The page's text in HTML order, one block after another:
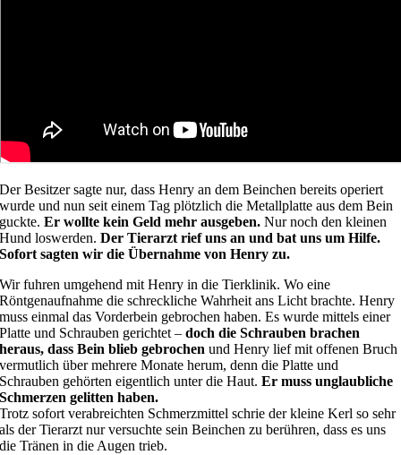
Der Besitzer sagte nur, dass Henry an dem Beinchen bereits operiert
wurde und nun seit einem Tag plötzlich die Metallplatte aus dem Bein
guckte.Er wollte kein Geld mehr ausgeben. Nur noch den kleinen
Hund loswerden.Der Tierarzt rief uns an und bat uns um Hilfe.
Sofort sagten wir die Übernahme von Henry zu.
Wir fuhren umgehend mit Henry in die Tierklinik. Wo eine
Röntgenaufnahme die schreckliche Wahrheit ans Licht brachte. Henry
muss einmal das Vorderbein gebrochen haben. Es wurde mittels einer
Platte und Schrauben gerichtet –doch die Schrauben brachen
heraus, dass Bein blieb gebrochen und Henry lief mit offenen Bruch
vermutlich über mehrere Monate herum, denn die Platte und
Schrauben gehörten eigentlich unter die Haut.Er muss unglaubliche
Schmerzen gelitten haben.
Trotz sofort verabreichten Schmerzmittel schrie der kleine Kerl so sehr
als der Tierarzt nur versuchte sein Beinchen zu berühren, dass es uns
die Tränen in die Augen trieb.